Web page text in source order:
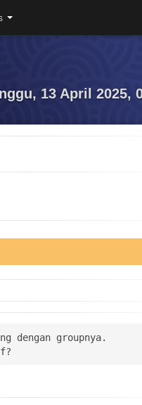
13 April 2025,
dengan groupnya.